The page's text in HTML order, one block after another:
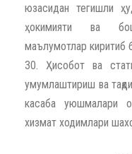
юзасидан тегишли
ҳокимияти ва
маълумотлар киритиб
30. Ҳисобот ва
умумлаштириш ва
касаба уюшмалари
хизмат ходимлари